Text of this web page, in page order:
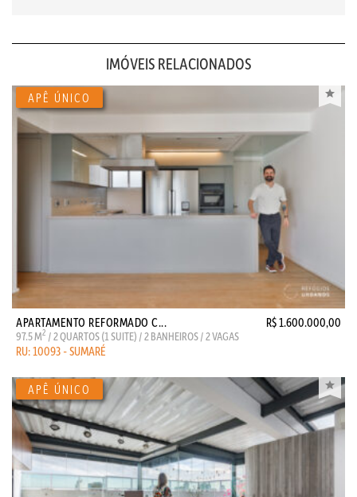
IMÓVEIS RELACIONADOS
APARTAMENTO REFORMADO C... R$ 1.600.000,00
97.5 M2 / 2 QUARTOS (1 SUITE) / 2 BANHEIROS / 2 VAGAS
RU: 10093 - SUMARÉ